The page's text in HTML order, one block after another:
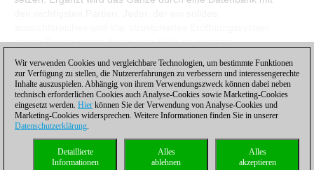
gegen Benoni sucht, findet eine Fülle an sorgsam
Ansehen
Datenschutzhinweis| Kontakt| |Lizenzen
Compliance Hotline|
Wir verwenden Cookies und vergleichbare Technologien, um bestimmte Funktionen
zur Verfügung zu stellen, die Nutzererfahrungen zu verbessern und interessengerechte
Inhalte auszuspielen. Abhängig von ihrem Verwendungszweck können dabei neben
technisch erforderlichen Cookies auch Analyse-Cookies sowie Marketing-Cookies
eingesetzt werden. Hier können Sie der Verwendung von Analyse-Cookies und
Marketing-Cookies widersprechen. Weitere Informationen finden Sie in unserer
Datenschutzerklärung.
Alles
akzeptieren
Alles
ablehnen
Detaillierte
Informationen